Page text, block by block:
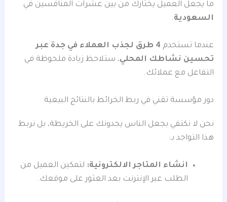
ما يجعل العميل يختارك من بين عشرات المنافسين في
السعودية.
عندما تستخدم
4 طرق لجذب العملاء في جدة عبر
تحسين نشاطك المحلي، ستلاحظ زيادة ملحوظة في
التفاعل مع عملائك.
دور مؤسسة تقني في ربط الخرائط بالنتائج البيعية
نحن لا نكتفي بجعل الناس يجدونك على الخريطة، بل نربط
هذا التواجد بـ:
انشاء المتاجر الالكترونية: لتمكين العميل من
الطلب عبر الإنترنت بعد العثور على موقعك.